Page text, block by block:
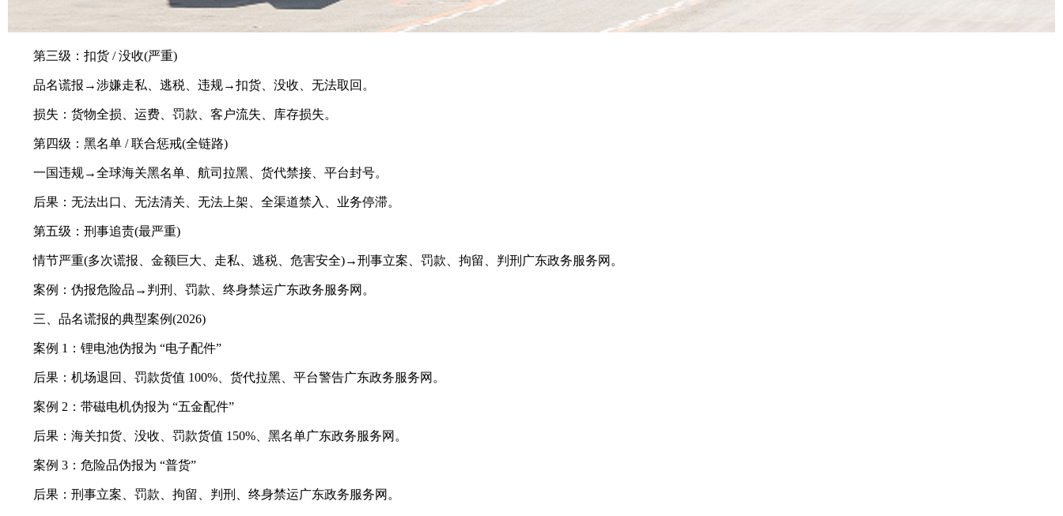
第三级：扣货 / 没收(严重)
品名谎报→涉嫌走私、逃税、违规→扣货、没收、无法取回。
损失：货物全损、运费、罚款、客户流失、库存损失。
第四级：黑名单 / 联合惩戒(全链路)
一国违规→全球海关黑名单、航司拉黑、货代禁接、平台封号。
后果：无法出口、无法清关、无法上架、全渠道禁入、业务停滞。
第五级：刑事追责(最严重)
情节严重(多次谎报、金额巨大、走私、逃税、危害安全)→刑事立案、罚款、拘留、判刑广东政务服务网。
案例：伪报危险品→判刑、罚款、终身禁运广东政务服务网。
三、品名谎报的典型案例(2026)
案例 1：锂电池伪报为 “电子配件”
后果：机场退回、罚款货值 100%、货代拉黑、平台警告广东政务服务网。
案例 2：带磁电机伪报为 “五金配件”
后果：海关扣货、没收、罚款货值 150%、黑名单广东政务服务网。
案例 3：危险品伪报为 “普货”
后果：刑事立案、罚款、拘留、判刑、终身禁运广东政务服务网。